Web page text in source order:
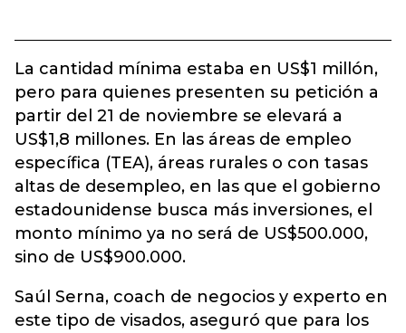
La cantidad mínima estaba en US$1 millón,
pero para quienes presenten su petición a
partir del 21 de noviembre se elevará a
US$1,8 millones. En las áreas de empleo
específica (TEA), áreas rurales o con tasas
altas de desempleo, en las que el gobierno
estadounidense busca más inversiones, el
monto mínimo ya no será de US$500.000,
sino de US$900.000.
Saúl Serna, coach de negocios y experto en
este tipo de visados, aseguró que para los